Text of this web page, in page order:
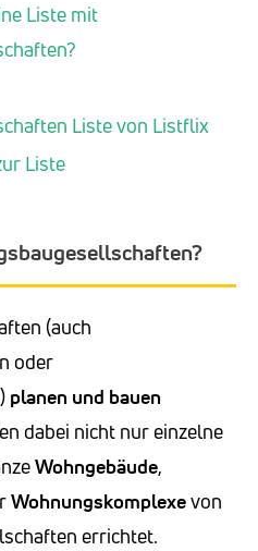
Liste mit
Liste von Listflix
Liste
(auch
oder
planen und bauen
dabei nicht nur einzelne
Wohngebäude,
Wohnungskomplexevon
errichtet.